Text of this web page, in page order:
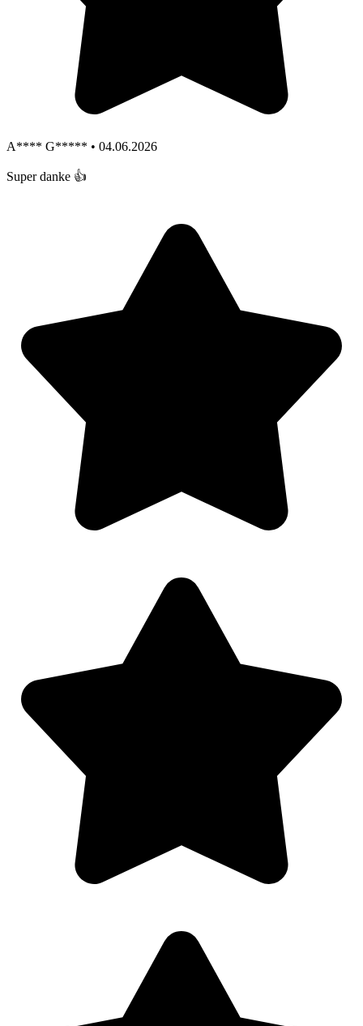
A**** G***** • 04.06.2026
Super danke 👍